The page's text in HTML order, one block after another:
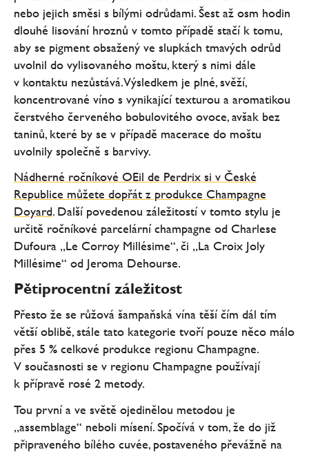
nebo jejich směsi s bílými odrůdami. Šest až osm hodin
dlouhé lisování hroznů v tomto případě stačí k tomu,
aby se pigment obsažený ve slupkách tmavých odrůd
uvolnil do vylisovaného moštu, který s nimi dále
v kontaktu nezůstává. Výsledkem je plné, svěží,
koncentrované víno s vynikající texturou a aromatikou
čerstvého červeného bobulovitého ovoce, avšak bez
taninů, které by se v případě macerace do moštu
uvolnily společně s barvivy.
Nádherné ročníkové OEil de Perdrix si v České
Republice můžete dopřát z produkce Champagne
Doyard. Další povedenou záležitostí v tomto stylu je
určitě ročníkové parcelární champagne od Charlese
Dufoura „Le Corroy Millésime“, či „La Croix Joly
Millésime“ od Jeroma Dehourse.
Pětiprocentní záležitost
Přesto že se růžová šampaňská vína těší čím dál tím
větší oblibě, stále tato kategorie tvoří pouze něco málo
přes 5 % celkové produkce regionu Champagne.
V současnosti se v regionu Champagne používají
k přípravě rosé 2 metody.
Tou první a ve světě ojedinělou metodou je
„assemblage“ neboli mísení. Spočívá v tom, že do již
připraveného bílého cuvée, postaveného převážně na